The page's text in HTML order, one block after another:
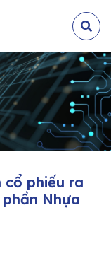
cổ phiếu ra
Nhựa